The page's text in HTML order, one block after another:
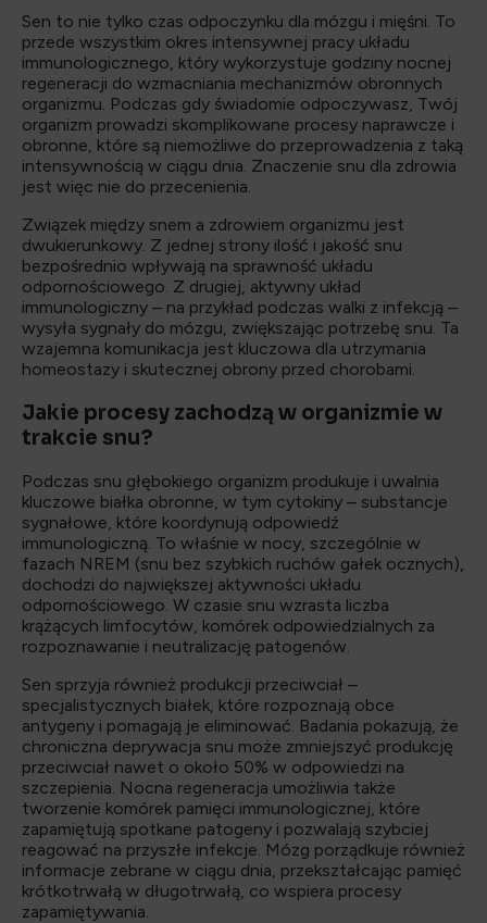
Sen to nie tylko czas odpoczynku dla mózgu i mięśni. To
przede wszystkim okres intensywnej pracy układu
immunologicznego, który wykorzystuje godziny nocnej
regeneracji do wzmacniania mechanizmów obronnych
organizmu. Podczas gdy świadomie odpoczywasz, Twój
organizm prowadzi skomplikowane procesy naprawcze i
obronne, które są niemożliwe do przeprowadzenia z taką
intensywnością w ciągu dnia. Znaczenie snu dla zdrowia
jest więc nie do przecenienia.
Związek między snem a zdrowiem organizmu jest
dwukierunkowy. Z jednej strony ilość i jakość snu
bezpośrednio wpływają na sprawność układu
odpornościowego. Z drugiej, aktywny układ
immunologiczny – na przykład podczas walki z infekcją –
wysyła sygnały do mózgu, zwiększając potrzebę snu. Ta
wzajemna komunikacja jest kluczowa dla utrzymania
homeostazy i skutecznej obrony przed chorobami.
Jakie procesy zachodzą w organizmie w
trakcie snu?
Podczas snu głębokiego organizm produkuje i uwalnia
kluczowe białka obronne, w tym cytokiny – substancje
sygnałowe, które koordynują odpowiedź
immunologiczną. To właśnie w nocy, szczególnie w
fazach NREM (snu bez szybkich ruchów gałek ocznych),
dochodzi do największej aktywności układu
odpornościowego. W czasie snu wzrasta liczba
krążących limfocytów, komórek odpowiedzialnych za
rozpoznawanie i neutralizację patogenów.
Sen sprzyja również produkcji przeciwciał –
specjalistycznych białek, które rozpoznają obce
antygeny i pomagają je eliminować. Badania pokazują, że
chroniczna deprywacja snu może zmniejszyć produkcję
przeciwciał nawet o około 50% w odpowiedzi na
szczepienia. Nocna regeneracja umożliwia także
tworzenie komórek pamięci immunologicznej, które
zapamiętują spotkane patogeny i pozwalają szybciej
reagować na przyszłe infekcje. Mózg porządkuje również
informacje zebrane w ciągu dnia, przekształcając pamięć
krótkotrwałą w długotrwałą, co wspiera procesy
zapamiętywania.